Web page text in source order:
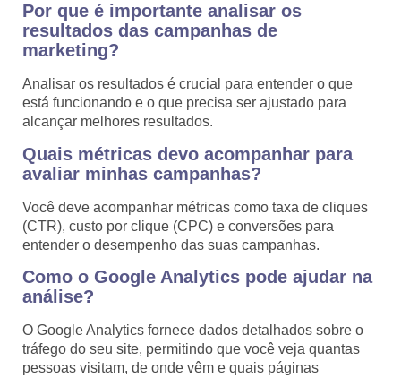
Por que é importante analisar os
resultados das campanhas de
marketing?
Analisar os resultados é crucial para entender o que
está funcionando e o que precisa ser ajustado para
alcançar melhores resultados.
Quais métricas devo acompanhar para
avaliar minhas campanhas?
Você deve acompanhar métricas como taxa de cliques
(CTR), custo por clique (CPC) e conversões para
entender o desempenho das suas campanhas.
Como o Google Analytics pode ajudar na
análise?
O Google Analytics fornece dados detalhados sobre o
tráfego do seu site, permitindo que você veja quantas
pessoas visitam, de onde vêm e quais páginas